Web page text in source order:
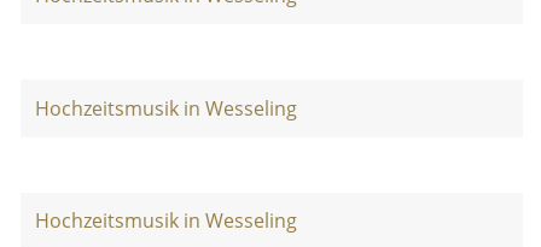
Hochzeitsmusik in Wesseling
Hochzeitsmusik in Wesseling